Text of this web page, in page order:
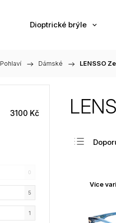
Dioptrické brýle
Pohlaví / Dámské / LENSSO
3100 Kč
0
5
1
Více